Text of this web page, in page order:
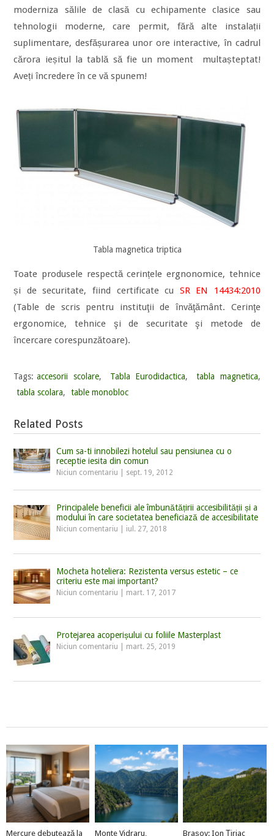
moderniza sălile de clasă cu echipamente clasice sau
tehnologii moderne, care permit, fără alte instalații
suplimentare, desfășurarea unor ore interactive, în cadrul
cărora ieșitul la tablă să fie un moment multașteptat!
Aveți încredere în ce vă spunem!
Tabla magnetica triptica
Toate produsele respectă cerințele ergnonomice, tehnice
și de securitate, fiind certificate cu SR EN 14434:2010
(Table de scris pentru instituţii de învăţământ. Cerinţe
ergonomice, tehnice şi de securitate şi metode de
încercare corespunzătoare).
Tags: accesorii scolare, Tabla Eurodidactica, tabla magnetica,
tabla scolara, table monobloc
Related Posts
Cum sa-ti innobilezi hotelul sau pensiunea cu o
receptie iesita din comun
Niciun comentariu sept. 19, 2012
Principalele beneficii ale îmbunătățirii accesibilității și a
modului în care societatea beneficiază de accesibilitate
Niciun comentariu iul. 27, 2018
Mocheta hoteliera: Rezistenta versus estetic – ce
criteriu este mai important?
Niciun comentariu mart. 17, 2017
Protejarea acoperișului cu foliile Masterplast
Niciun comentariu mart. 25, 2019
Mercure debutează la Monte Vidraru, Brașov: Ion Țiriac